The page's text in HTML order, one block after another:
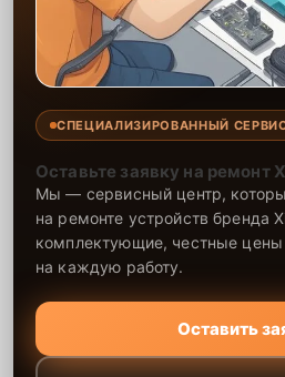
СПЕЦИАЛИЗИРОВАННЫЙ
Оставьте заявку на ремонт
Мы — сервисный центр,
на ремонте устройств бренда
комплектующие, честные цены
на каждую работу.
Оставить